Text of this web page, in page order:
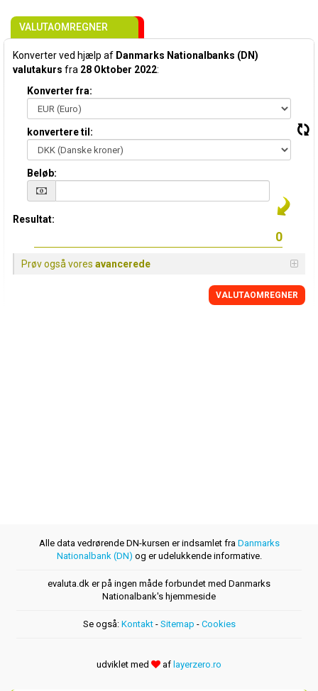
VALUTAOMREGNER
Konverter ved hjælp af Danmarks Nationalbanks (DN)
valutakurs fra 28 Oktober 2022:
Konverter fra:
konvertere til:
Beløb:
Resultat:
Prøv også vores avancerede
VALUTAOMREGNER
Alle data vedrørende DN-kursen er indsamlet fra Danmarks
Nationalbank (DN) og er udelukkende informative.
evaluta.dk er på ingen måde forbundet med Danmarks
Nationalbank's hjemmeside
Se også: Kontakt- Sitemap - Cookies
udviklet med af layerzero.ro